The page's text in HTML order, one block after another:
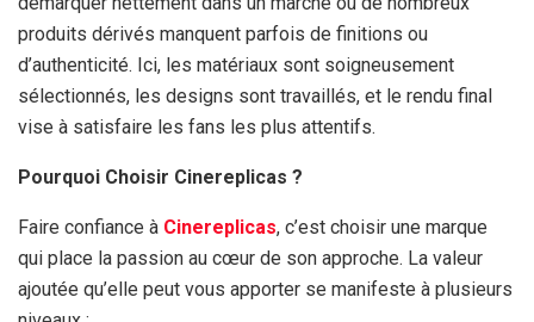
produits dérivés manquent parfois de finitions ou
d’authenticité. Ici, les matériaux sont soigneusement
sélectionnés, les designs sont travaillés, et le rendu final
vise à satisfaire les fans les plus attentifs.
Pourquoi Choisir Cinereplicas ?
Faire confiance à Cinereplicas, c’est choisir une marque
qui place la passion au cœur de son approche. La valeur
ajoutée qu’elle peut vous apporter se manifeste à plusieurs